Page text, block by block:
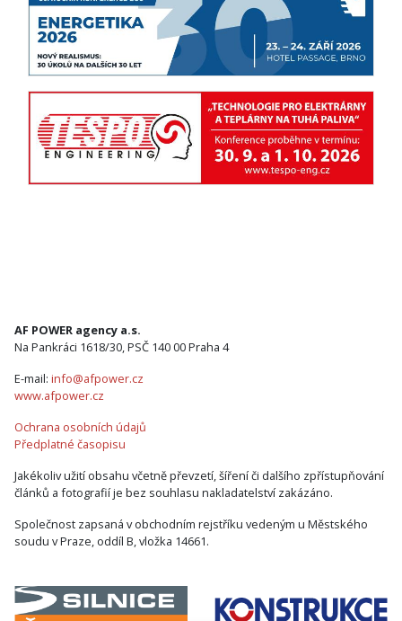
AF POWER agency a.s.
Na Pankráci 1618/30, PSČ 140 00 Praha 4
E-mail: info@afpower.cz
www.afpower.cz
Ochrana osobních údajů
Předplatné časopisu
Jakékoliv užití obsahu včetně převzetí, šíření či dalšího zpřístupňování
článků a fotografií je bez souhlasu nakladatelství zakázáno.
Společnost zapsaná v obchodním rejstříku vedeným u Městského
soudu v Praze, oddíl B, vložka 14661.